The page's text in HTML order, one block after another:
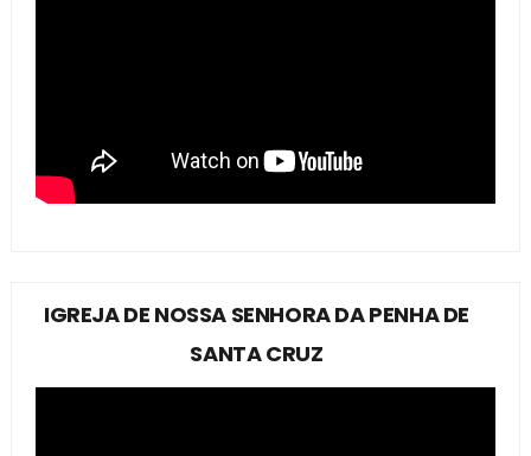
IGREJA DE NOSSA SENHORA DA PENHA DE
SANTA CRUZ